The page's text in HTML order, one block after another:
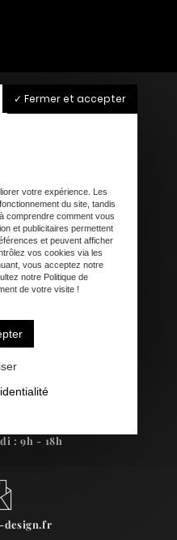
: 9h - 18h
design.fr
Fermer et accepter
votre expérience. Les
du site, tandis
comprendre comment vous
et publicitaires permettent
et peuvent afficher
vos cookies via les
vous acceptez notre
notre Politique de
de votre visite !